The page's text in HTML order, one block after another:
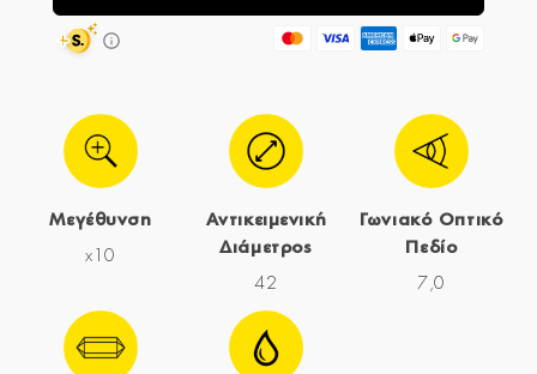
Μεγέθυνση
x10
Αντικειμενική
Διάμετρος
42
Γωνιακό Οπτικό
Πεδίο
7,0